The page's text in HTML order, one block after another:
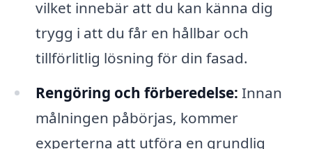
vilket innebär att du kan känna dig
trygg i att du får en hållbar och
tillförlitlig lösning för din fasad.
Rengöring och förberedelse: Innan
målningen påbörjas, kommer
experterna att utföra en grundlig